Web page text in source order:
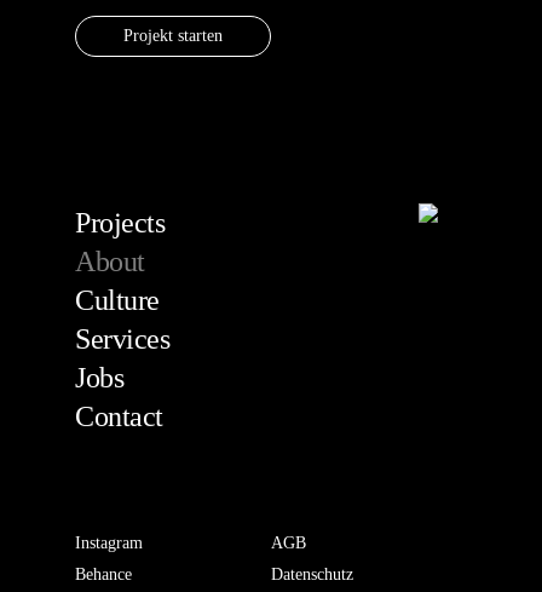
Projekt starten
Projects
About
Culture
Services
Jobs
Contact
Instagram
Behance
AGB
Datenschutz